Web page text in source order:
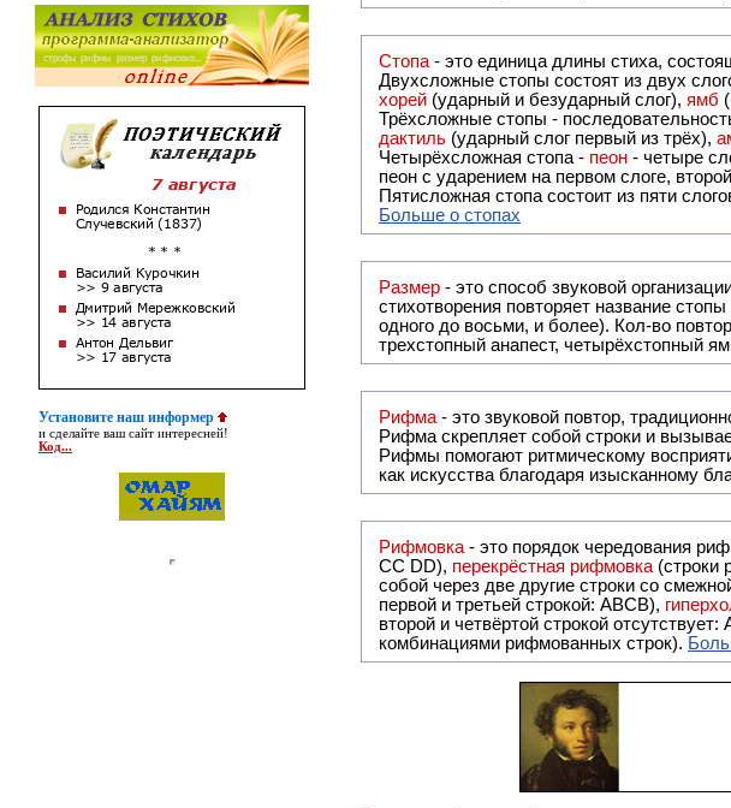
Установите наш информер
и сделайте ваш сайт интересней!
Код...
Стопа - это единица длины стиха,
Двухсложные стопы состоят из двух
хорей (ударный и безударный слог), ямб
Трёхсложные стопы -
дактиль (ударный слог первый из трёх),
Четырёхсложная стопа - пеон - четыре
пеон с ударением на первом слоге,
Пятисложная стопа состоит из пяти
Больше о стопах
Размер - это способ звуковой
стихотворения повторяет название
одного до восьми, и более). Кол-во
трехстопный анапест, четырёхстопный
Рифма
- это
Рифма скрепляет собой строки и
Рифмы помогают ритмическому
как искусства благодаря изысканному
Рифмовка - это порядок чередования
СС DD), перекрёстная рифмовка (строки
собой через две другие строки со
первой и третьей строкой: АBCB),
второй и четвёртой строкой отсутствует: ABAC, ABCA, AABC), смешанная или вольная
комбинациями рифмованных строк).